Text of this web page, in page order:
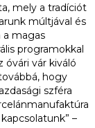
mely a tradíciót
múltjával és
a magas
programokkal
óvári vár kiváló
hogy
szféra
–